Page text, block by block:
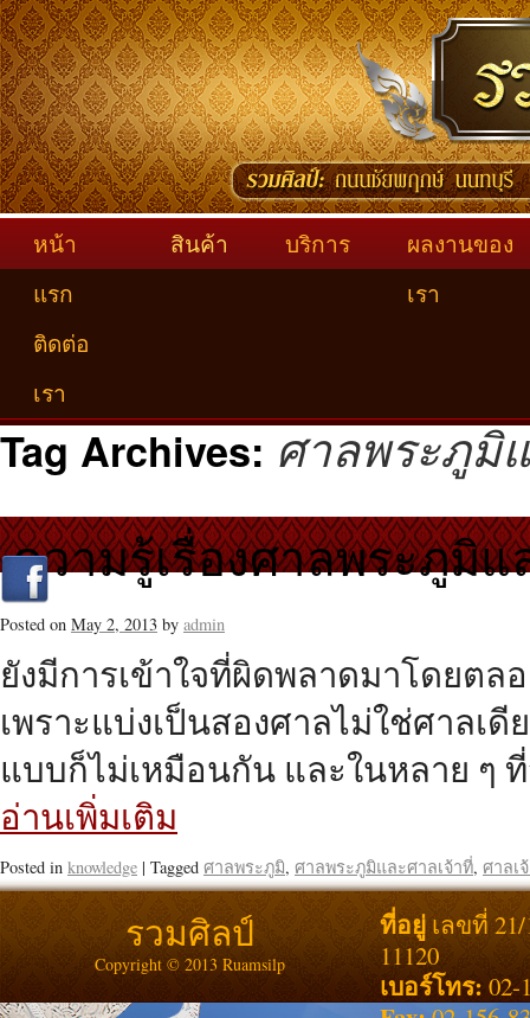
หน้า
แรก
สินค้า บริการ
ผลงานของ
เรา
ติดต่อ
เรา
Tag Archives: ศาลพระภูมิ
ความรู้เรื่องศาลพระภูมิแ
Posted on May 2, 2013 by admin
ยังมีการเข้าใจที่ผิดพลาดมาโดยตล
เพราะแบ่งเป็นสองศาลไม่ใช่ศาลเ
แบบก็ไม่เหมือนกัน และในหลาย ๆ
อ่านเพิ่มเติม
Posted in knowledge | Tagged ศาลพระภูมิ, ศาลพระภูมิและศาลเจ้าที่, ศาลเ
รวมศิลป์
Copyright © 2013 Ruamsilp
ที่อยู่ เลขที่
11120
เบอร์โทร: 02-